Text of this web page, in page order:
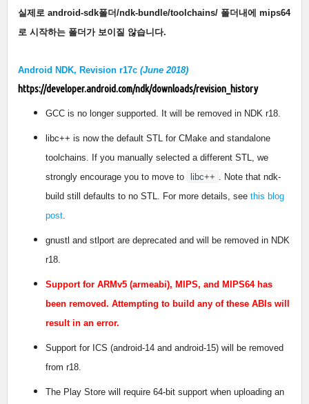
실제로 android-sdk폴더/ndk-bundle/toolchains/ 폴더내에 mips64
로 시작하는 폴더가 보이질 않습니다.
Android NDK, Revision r17c (June 2018)
https://developer.android.com/ndk/downloads/revision_history
GCC is no longer supported. It will be removed in NDK r18.
libc++ is now the default STL for CMake and standalone
toolchains. If you manually selected a different STL, we
strongly encourage you to move to
libc++ . Note that ndk-
build still defaults to no STL. For more details, see this blog
post.
gnustl and stlport are deprecated and will be removed in NDK
r18.
Support for ARMv5 (armeabi), MIPS, and MIPS64 has
been removed. Attempting to build any of these ABIs will
result in an error.
Support for ICS (android-14 and android-15) will be removed
from r18.
The Play Store will require 64-bit support when uploading an